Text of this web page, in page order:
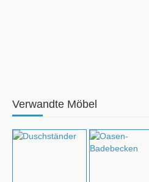
Verwandte Möbel